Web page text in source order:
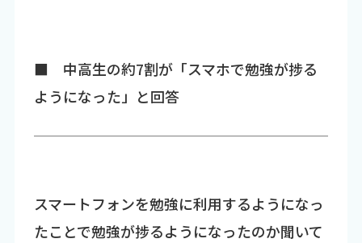
■ 中高生の約7割が「スマホで勉強が捗る
ようになった」と回答
スマートフォンを勉強に利用するようになっ
たことで勉強が捗るようになったのか聞いて